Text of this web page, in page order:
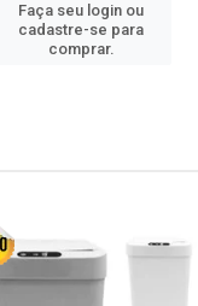
Faça seu login ou
cadastre-se para
comprar.